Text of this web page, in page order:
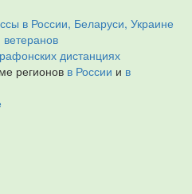
в России, Беларуси, Украине
дистанциях
регионов в России и в